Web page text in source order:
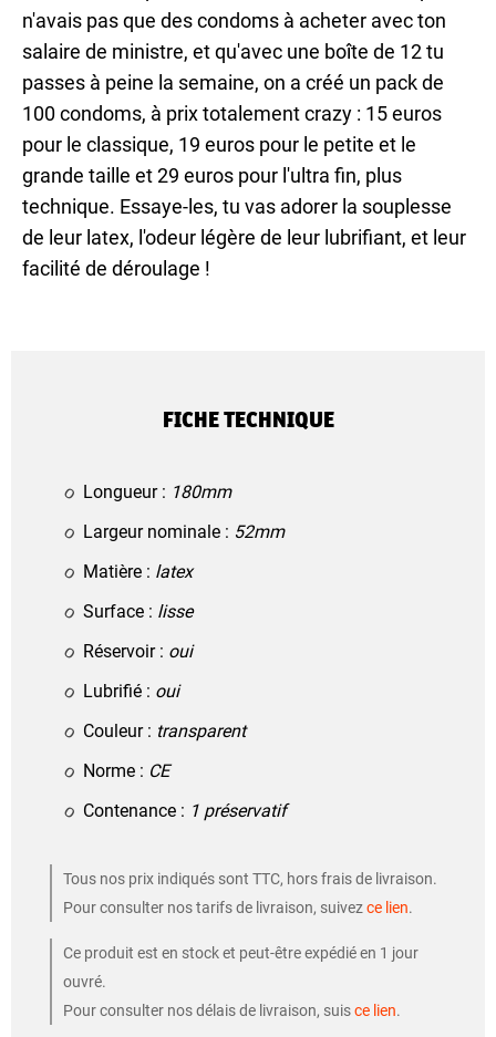
n'avais pas que des condoms à acheter avec ton
salaire de ministre, et qu'avec une boîte de 12 tu
passes à peine la semaine, on a créé un pack de
100 condoms, à prix totalement crazy : 15 euros
pour le classique, 19 euros pour le petite et le
grande taille et 29 euros pour l'ultra fin, plus
technique. Essaye-les, tu vas adorer la souplesse
de leur latex, l'odeur légère de leur lubrifiant, et leur
facilité de déroulage !
FICHE TECHNIQUE
Longueur : 180mm
Largeur nominale : 52mm
Matière : latex
Surface : lisse
Réservoir : oui
Lubrifié : oui
Couleur : transparent
Norme : CE
Contenance : 1 préservatif
Tous nos prix indiqués sont TTC, hors frais de livraison.
Pour consulter nos tarifs de livraison, suivezce lien.
Ce produit est en stock et peut-être expédié en 1 jour
ouvré.
Pour consulter nos délais de livraison, suisce lien.